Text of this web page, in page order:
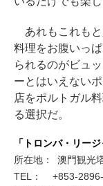
あれもこれもと
料理をお腹いっ
られるのがビュ
ーとはいえない
店をポルトガル
る選択だ。
「トロンバ・リー
所在地：
澳門観光
TEL：
+853-